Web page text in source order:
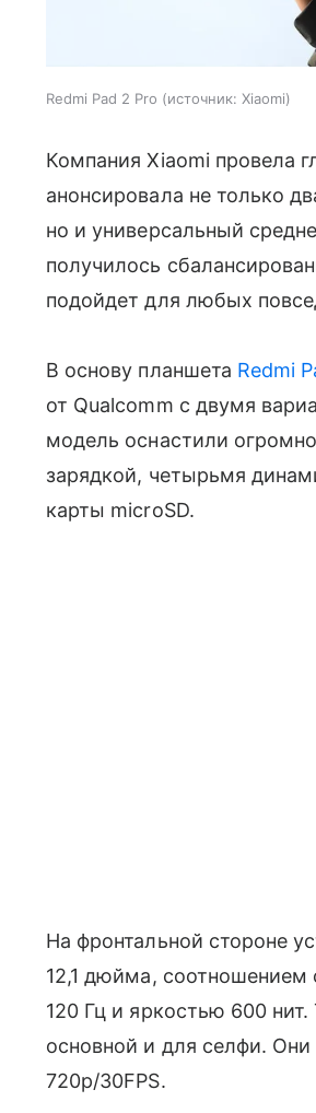
Redmi Pad 2 Pro источник: Xiaomi
Компания Xiaomi провела
анонсировала не только
но и универсальный
получилось
подойдет для любых
В основу планшета Redmi
от Qualcomm с двумя
модель оснастили
зарядкой, четырьмя
карты microSD.
На фронтальной стороне
12,1 дюйма, соотношением
120 Гц и яркостью 600
основной и для селфи.
720p/30FPS.